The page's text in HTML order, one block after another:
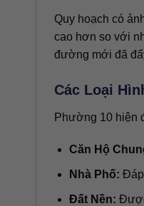
Quy hoạch có
cao hơn so với
đường mới đã
Các Loại
Phường 10 hiện
Căn Hộ
Nhà Phố:
Đất Nền: